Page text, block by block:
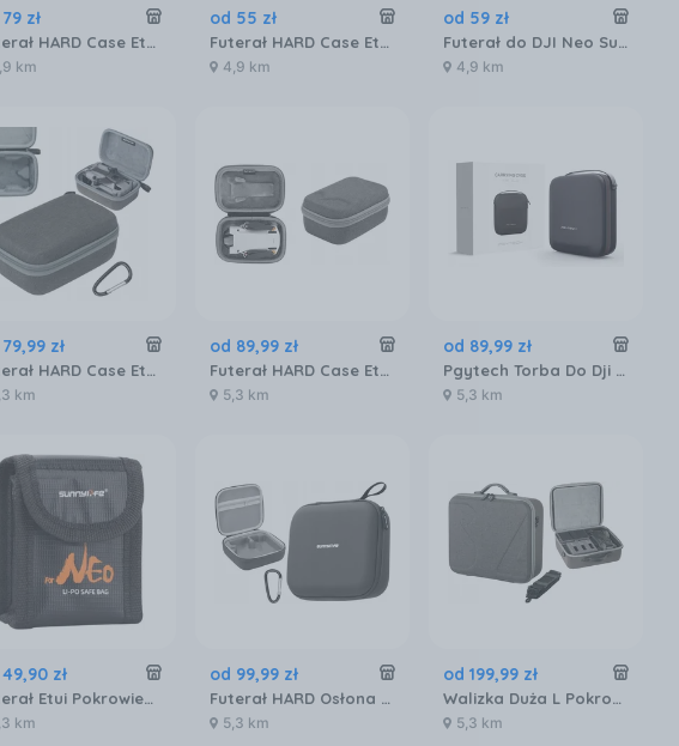
79 zł
Futerał HARD Case Etui Pokrowiec Walizka do drona DJI MINI 4 PRO + pilot DJI RC 2 / N4P-B697
km
od 55 zł
Futerał HARD Case Etui Pokrowiec Walizka Torba do Drona DJI Mini 4 Pro 4Pro / N4P-B696-D
4,9 km
od 59 zł
Futerał do DJI Neo Sunnylife B862 [szary]
4,9 km
79,99 zł
Futerał HARD Case Etui Pokrowiec Walizka Torba do Drona DJI Mini 5 Pro 5Pro / N5P-B086-D
km
od 89,99 zł
Futerał HARD Case Etui Pokrowiec do DJI Mini 3 Pro
5,3 km
od 89,99 zł
Pgytech Torba Do Dji Ryze Tello (PWJ002)
5,3 km
49,90 zł
Futerał Etui Pokrowiec 2x AKUMULATOR BATERIA do Drona DJI NEO Ognioodporny / NE-DC849
km
od 99,99 zł
Futerał HARD Osłona Case Etui Pokrowiec Walizka Torba do Drona DJI FLIP / FP-B957-D / Czarny
5,3 km
od 199,99 zł
Walizka Duża L Pokrowiec Futerał Etui na Dron DJI Mavic 4 Pro + Kontroler Baterie / B08
5,3 km